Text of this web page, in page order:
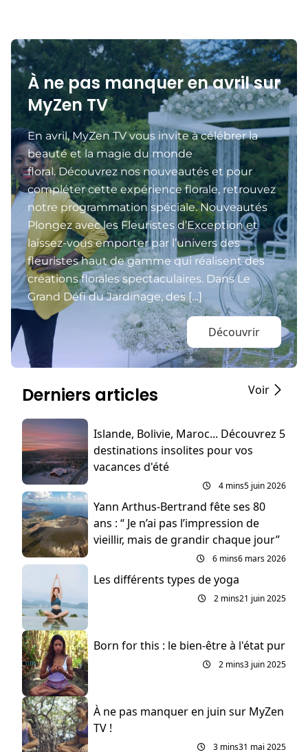
À ne pas manquer en avril sur
MyZen TV
En avril, MyZen TV vous invite à célébrer la
beauté et la magie du monde
floral. Découvrez nos nouveautés et pour
compléter cette expérience florale, retrouvez
notre programmation spéciale. Nouveautés
Plongez avec les Fleuristes d’Exception et
laissez-vous emporter par l’univers des
fleuristes haut de gamme qui réalisent des
créations florales spectaculaires. Dans Le
Grand Défi du Jardinage, des […]
Découvrir
Derniers articles Voir
Islande, Bolivie, Maroc... Découvrez 5
destinations insolites pour vos
vacances d'été
4 mins5 juin 2026
Yann Arthus-Bertrand fête ses 80
ans : “ Je n’ai pas l’impression de
vieillir, mais de grandir chaque jour”
6 mins6 mars 2026
Les différents types de yoga
2 mins21 juin 2025
Born for this : le bien-être à l'état pur
2 mins3 juin 2025
À ne pas manquer en juin sur MyZen
TV !
3 mins31 mai 2025